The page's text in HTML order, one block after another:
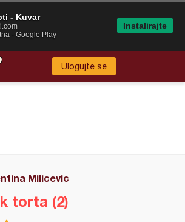
Ulogujte se
Milicevic
torta (2)
- Kuvar
- Google Play
Instalirajte